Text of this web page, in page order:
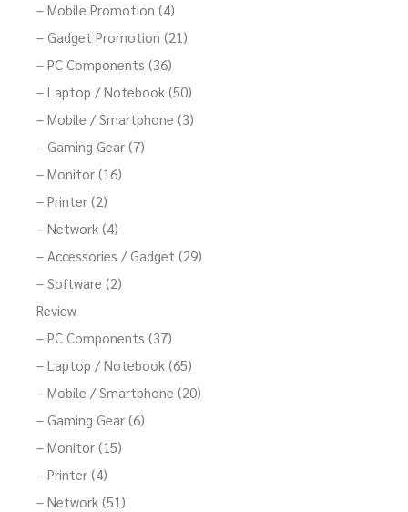
– Mobile Promotion (4)
– Gadget Promotion (21)
– PC Components (36)
– Laptop / Notebook (50)
– Mobile / Smartphone (3)
– Gaming Gear (7)
– Monitor (16)
– Printer (2)
– Network (4)
– Accessories / Gadget (29)
– Software (2)
Review
– PC Components (37)
– Laptop / Notebook (65)
– Mobile / Smartphone (20)
– Gaming Gear (6)
– Monitor (15)
– Printer (4)
– Network (51)